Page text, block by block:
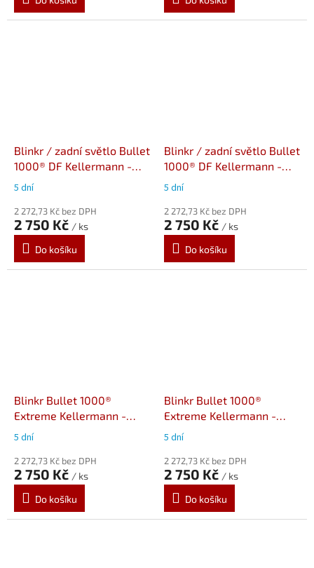
Blinkr / zadní světlo Bullet
1000® DF Kellermann -
černé tělo, čiré sklo
5 dní
2 272,73 Kč bez DPH
2 750 Kč / ks
Do košíku
Blinkr / zadní světlo Bullet
1000® DF Kellermann -
chromované tělo, čiré sklo
5 dní
2 272,73 Kč bez DPH
2 750 Kč / ks
Do košíku
Blinkr Bullet 1000®
Extreme Kellermann -
černé tělo, čiré sklo
5 dní
2 272,73 Kč bez DPH
2 750 Kč / ks
Do košíku
Blinkr Bullet 1000®
Extreme Kellermann -
chromované tělo, čiré sklo
5 dní
2 272,73 Kč bez DPH
2 750 Kč / ks
Do košíku